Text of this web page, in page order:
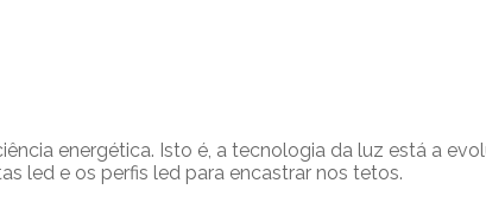
energética. Isto é, a tecnologia da luz está a
led e os perfis led para encastrar nos tetos.